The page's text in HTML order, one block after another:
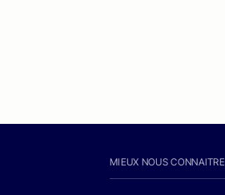
MIEUX NOUS CONNAITRE